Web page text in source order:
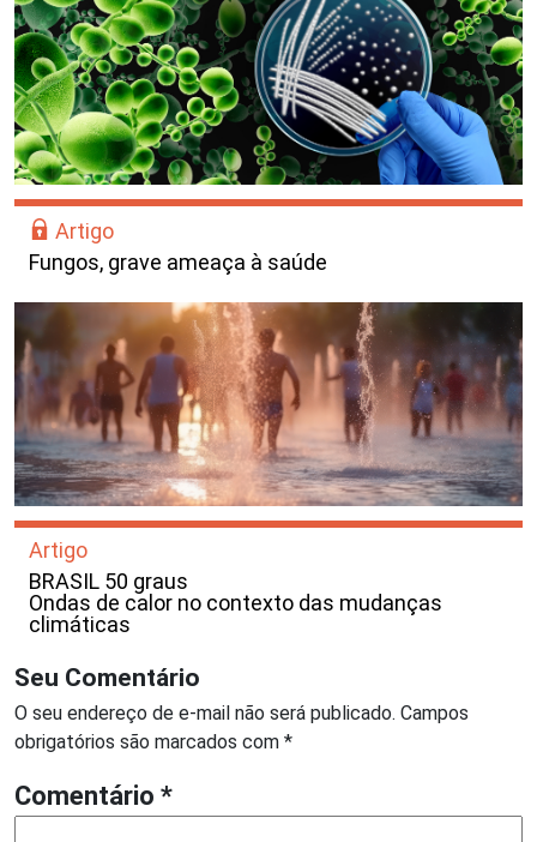
Artigo
Fungos, grave ameaça à saúde
Artigo
BRASIL 50 graus
Ondas de calor no contexto das mudanças
climáticas
Seu Comentário
O seu endereço de e-mail não será publicado. Campos
obrigatórios são marcados com *
Comentário *